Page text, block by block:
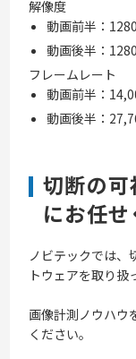
解像度
動画前半：
動画後半：
フレームレート
動画前半：
動画後半：
切断の
にお任せ
ノビテックでは、
トウェアを取り扱
画像計測ノウハウ
ください。